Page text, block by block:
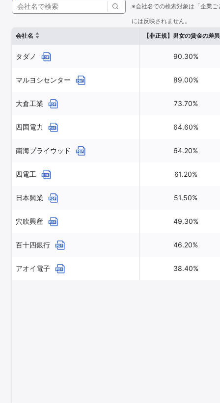
※会社名での検索対象は「企業
には反映されません。
会社名
【非正規】男女の賃金の差異
タダノ 90.30%
マルヨシセンター 89.00%
大倉工業 73.70%
四国電力 64.60%
南海プライウッド 64.20%
四電工 61.20%
日本興業 51.50%
穴吹興産 49.30%
百十四銀行 46.20%
アオイ電子 38.40%